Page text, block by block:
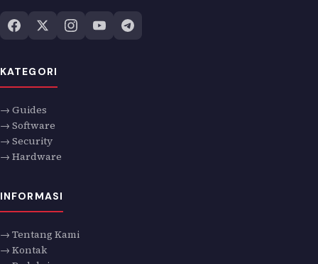
KATEGORI
→ Guides
→ Software
→ Security
→ Hardware
INFORMASI
→ Tentang Kami
→ Kontak